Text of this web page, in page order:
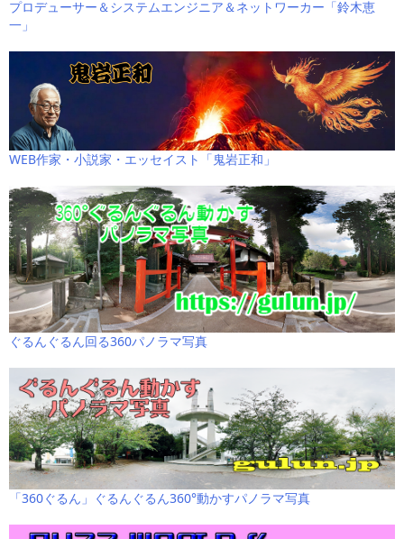
プロデューサー＆システムエンジニア＆ネットワーカー「鈴木恵
一」
WEB作家・小説家・エッセイスト「鬼岩正和」
ぐるんぐるん回る360パノラマ写真
「360ぐるん」ぐるんぐるん360°動かすパノラマ写真